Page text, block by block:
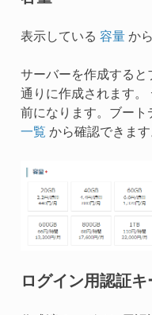
表示している 容量から
サーバーを作成する
通りに作成されます。
前になります。ブート
一覧 から確認できます
ログイン用認証キ